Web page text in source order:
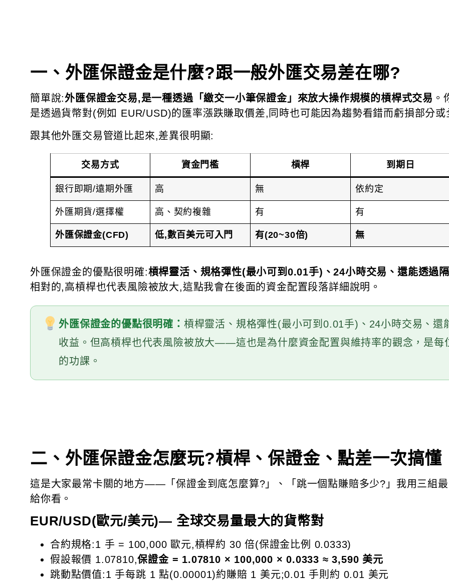
一、外匯保證金是什麼?跟一般外匯交易差在哪?
簡單說:外匯保證金交易,是一種透過「繳交一小筆保證金」來放大操作規模的槓桿式交易 。
是透過貨幣對(例如 EUR/USD)的匯率漲跌賺取價差,同時也可能因為趨勢看錯而虧損部分
跟其他外匯交易管道比起來,差異很明顯:
交易方式 資金門檻 槓桿 到期日
銀行即期/遠期外匯 高 無 依約定
外匯期貨/選擇權 高、契約複雜 有 有
外匯保證金(CFD) 低,數百美元可入門 有(20~30倍) 無
外匯保證金的優點很明確:槓桿靈活、規格彈性(最小可到0.01手)、24小時交易、還能透過
相對的,高槓桿也代表風險被放大,這點我會在後面的資金配置段落詳細說明。
外匯保證金的優點很明確： 槓桿靈活、規格彈性(最小可到0.01手)、24小時交易、還
收益。但高槓桿也代表風險被放大——這也是為什麼資金配置與維持率的觀念，是每
的功課。
二、外匯保證金怎麼玩?槓桿、保證金、點差一次搞懂
這是大家最常卡關的地方——「保證金到底怎麼算?」、「跳一個點賺賠多少?」我用三組
給你看。
EUR/USD(歐元/美元)— 全球交易量最大的貨幣對
合約規格:1 手 = 100,000 歐元,槓桿約 30 倍(保證金比例 0.0333)
假設報價 1.07810,保證金 = 1.07810 × 100,000 × 0.0333 ≈ 3,590 美元
跳動點價值:1 手每跳 1 點(0.00001)約賺賠 1 美元;0.01 手則約 0.01 美元